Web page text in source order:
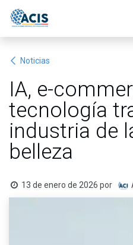
Noticias
IA, e-
tecnología
industria de
belleza
13 de enero de 2026 por